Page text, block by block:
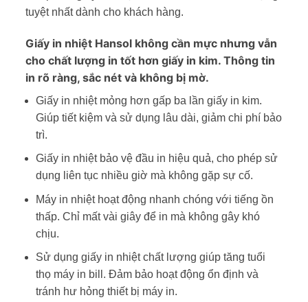
tuyệt nhất dành cho khách hàng.
Giấy in nhiệt Hansol không cần mực nhưng vẫn
cho chất lượng in tốt hơn giấy in kim. Thông tin
in rõ ràng, sắc nét và không bị mờ.
Giấy in nhiệt mỏng hơn gấp ba lần giấy in kim.
Giúp tiết kiệm và sử dụng lâu dài, giảm chi phí bảo
trì.
Giấy in nhiệt bảo vệ đầu in hiệu quả, cho phép sử
dụng liên tục nhiều giờ mà không gặp sự cố.
Máy in nhiệt hoạt động nhanh chóng với tiếng ồn
thấp. Chỉ mất vài giây để in mà không gây khó
chịu.
Sử dụng giấy in nhiệt chất lượng giúp tăng tuổi
thọ máy in bill. Đảm bảo hoạt động ổn định và
tránh hư hỏng thiết bị máy in.